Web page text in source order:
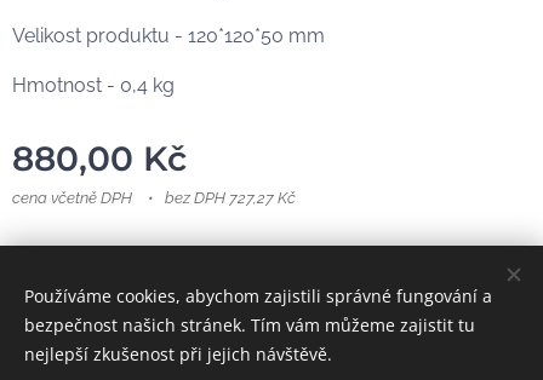
Velikost produktu - 120*120*50 mm
Hmotnost - 0,4 kg
880,00 Kč
cena včetně DPH bez DPH 727,27 Kč
https://www.technikpo.cz/
Vytvořeno firmou Technikpo s.r.o. Cookies
Používáme cookies, abychom zajistili správné fungování a
bezpečnost našich stránek. Tím vám můžeme zajistit tu
nejlepší zkušenost při jejich návštěvě.